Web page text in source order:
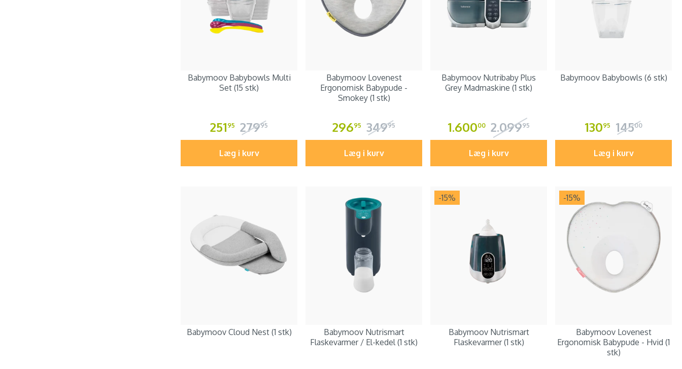
Babymoov Babybowls Multi
Set (15 stk)
251 95 27995
Læg i kurv
Babymoov Lovenest
Ergonomisk Babypude -
Smokey (1 stk)
29695 34995
Læg i kurv
Babymoov Nutribaby Plus
Grey Madmaskine (1 stk)
1.60000 2.09995
Læg i kurv
Babymoov Babybowls (6 stk)
13095 14500
Læg i kurv
Babymoov Cloud Nest (1 stk)
Babymoov Nutrismart
Flaskevarmer / El-kedel (1 stk)
-15%
Babymoov Nutrismart
Flaskevarmer (1 stk)
-15%
Babymoov Lovenest
Ergonomisk Babypude - Hvid (1
stk)